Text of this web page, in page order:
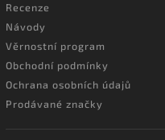
Recenze
Návody
Věrnostní program
Obchodní podmínky
Ochrana osobních údajů
Prodávané značky